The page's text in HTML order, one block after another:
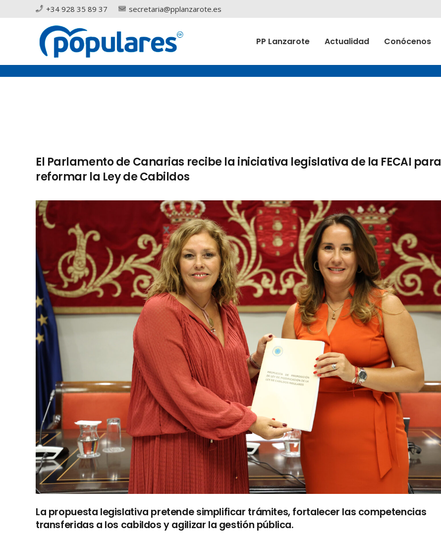
+34 928 35 89 37 secretaria@pplanzarote.es
PP Lanzarote Actualidad Conócenos
El Parlamento de Canarias recibe la iniciativa legislativa de la FECAI para
reformar la Ley de Cabildos
La propuesta legislativa pretende simplificar trámites, fortalecer las competencias
transferidas a los cabildos y agilizar la gestión pública.